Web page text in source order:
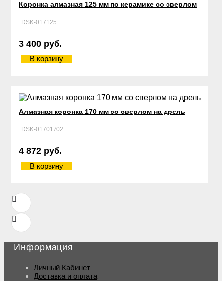
Коронка алмазная 125 мм по керамике со сверлом
DSK-017125
3 400 руб.
В корзину
Алмазная коронка 170 мм со сверлом на дрель
DSK-01701702
4 872 руб.
В корзину
Информация
Личный Кабинет
Доставка и оплата